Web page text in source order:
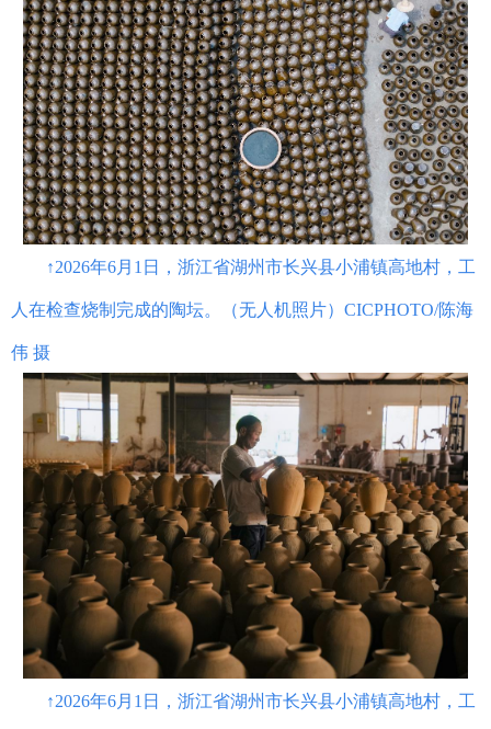
↑2026年6月1日，浙江省湖州市长兴县小浦镇高地村，工
人在检查烧制完成的陶坛。（无人机照片）CICPHOTO/陈海
伟 摄
↑2026年6月1日，浙江省湖州市长兴县小浦镇高地村，工